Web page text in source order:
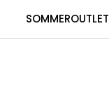
SOMMEROUTLET